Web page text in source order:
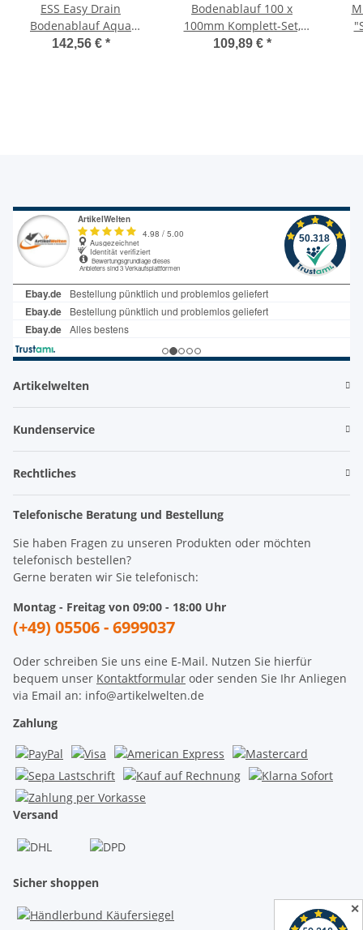
ESS Easy Drain
Bodenablauf Aqua
Quattro Total Fliese 10 x
142,56 € *
Bodenablauf 100 x
100mm Komplett-Set,
ESS Aqua Quattro mit
109,89 € *
Artikelwelten
Kundenservice
Rechtliches
Telefonische Beratung und Bestellung
Sie haben Fragen zu unseren Produkten oder möchten
telefonisch bestellen?
Gerne beraten wir Sie telefonisch:
Montag - Freitag von 09:00 - 18:00 Uhr
(+49) 05506 - 6999037
Oder schreiben Sie uns eine E-Mail. Nutzen Sie hierfür
bequem unser Kontaktformular oder senden Sie Ihr Anliegen
via Email an: info@artikelwelten.de
Zahlung
Versand
Sicher shoppen
✕